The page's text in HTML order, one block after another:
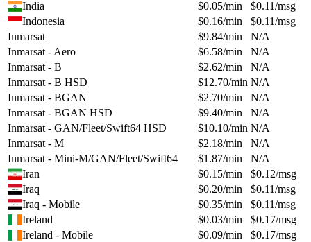
India
$0.05/min $0.11/msg
Indonesia
$0.16/min $0.11/msg
Inmarsat
$9.84/min
N/A
Inmarsat - Aero
$6.58/min
N/A
Inmarsat - B
$2.62/min
N/A
Inmarsat - B HSD
$12.70/min N/A
Inmarsat - BGAN
$2.70/min
N/A
Inmarsat - BGAN HSD
$9.40/min
N/A
Inmarsat - GAN/Fleet/Swift64 HSD
$10.10/min N/A
Inmarsat - M
$2.18/min
N/A
Inmarsat - Mini-M/GAN/Fleet/Swift64
$1.87/min
N/A
Iran
$0.15/min $0.12/msg
Iraq
$0.20/min $0.11/msg
Iraq - Mobile
$0.35/min $0.11/msg
Ireland
$0.03/min $0.17/msg
Ireland - Mobile
$0.09/min $0.17/msg